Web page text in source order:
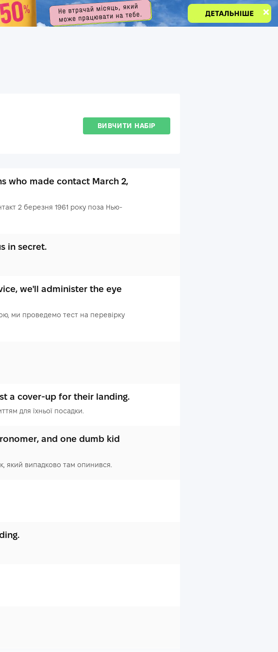
ВИВЧИТИ НАБІР
who made contact March 2,
2 березня 1961 року поза Нью-
in secret.
we'll administer the eye
ми проведемо тест на перевірку
a cover-up for their landing.
для їхньої посадки.
and one dumb kid
який випадково там опинився.